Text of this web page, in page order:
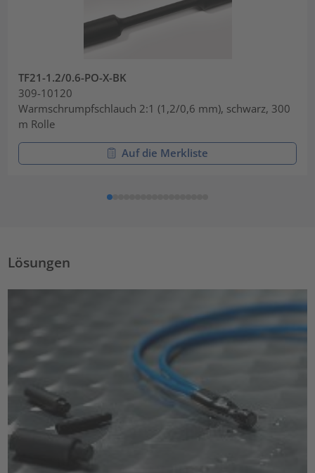
TF21-1.2/0.6-PO-X-BK
309-10120
Warmschrumpfschlauch 2:1 (1,2/0,6 mm), schwarz, 300
m Rolle
Auf die Merkliste
Lösungen